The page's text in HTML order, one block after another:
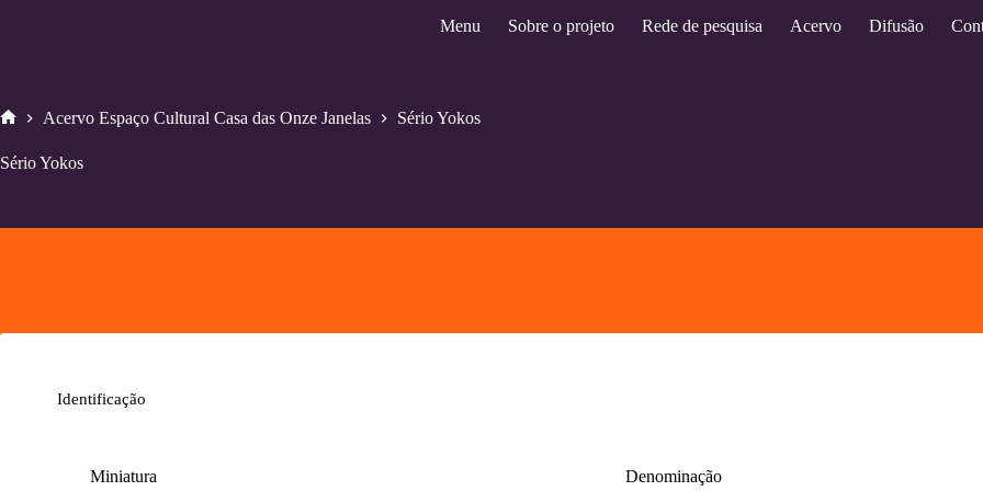
Menu Sobre o projeto Rede de pesquisa Acervo Difusão
Acervo Espaço Cultural Casa das Onze Janelas Sério Yokos
Sério Yokos
Identificação
Miniatura Denominação